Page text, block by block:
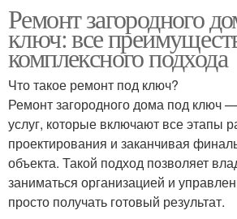
Ремонт загородного
ключ: все
комплексного подхода
Что такое ремонт под ключ?
Ремонт загородного дома под ключ
услуг, которые включают все этапы
проектирования и заканчивая
объекта. Такой подход позволяет
заниматься организацией и
просто получать готовый результат.